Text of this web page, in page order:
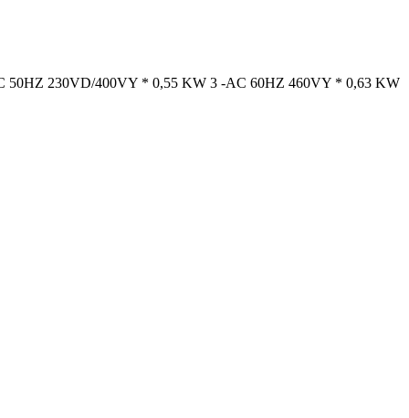
230VD/400VY * 0,55 KW 3 -AC 60HZ 460VY * 0,63 KW